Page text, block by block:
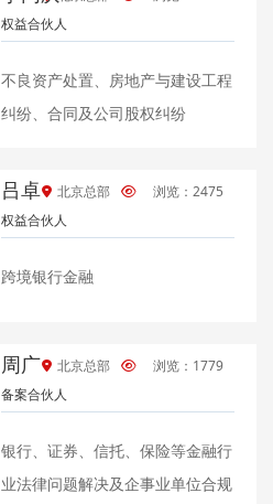
权益合伙人
不良资产处置、房地产与建设工程
纠纷、合同及公司股权纠纷
吕卓
权益合伙人
北京总部 浏览：2475
跨境银行金融
周广
备案合伙人
北京总部 浏览：1779
银行、证券、信托、保险等金融行
业法律问题解决及企事业单位合规